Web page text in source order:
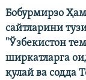
Бобурмирзо
сайтларини
"Ўзбекистон
ширкатларга
қулай ва содда